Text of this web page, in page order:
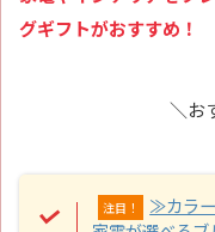
グギフトがおすすめ！
＼お
注目！
≫カラ